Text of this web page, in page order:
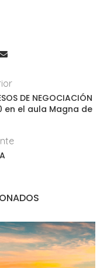
DE NEGOCIACIÓN
en el aula Magna de